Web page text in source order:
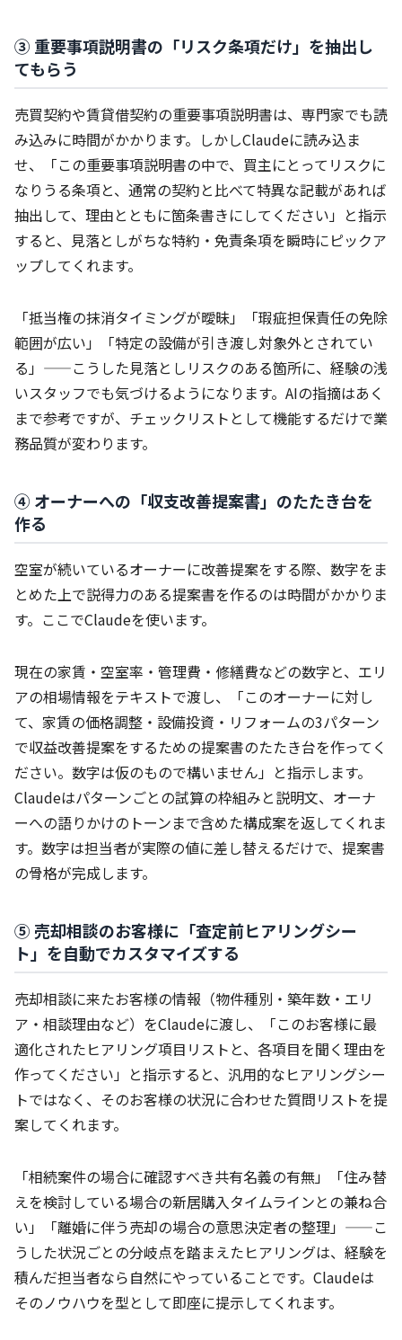
③ 重要事項説明書の「リスク条項だけ」を抽出し
てもらう
売買契約や賃貸借契約の重要事項説明書は、専門家でも読
み込みに時間がかかります。しかしClaudeに読み込ま
せ、「この重要事項説明書の中で、買主にとってリスクに
なりうる条項と、通常の契約と比べて特異な記載があれば
抽出して、理由とともに箇条書きにしてください」と指示
すると、見落としがちな特約・免責条項を瞬時にピックア
ップしてくれます。
「抵当権の抹消タイミングが曖昧」「瑕疵担保責任の免除
範囲が広い」「特定の設備が引き渡し対象外とされてい
る」——こうした見落としリスクのある箇所に、経験の浅
いスタッフでも気づけるようになります。AIの指摘はあく
まで参考ですが、チェックリストとして機能するだけで業
務品質が変わります。
④ オーナーへの「収支改善提案書」のたたき台を
作る
空室が続いているオーナーに改善提案をする際、数字をま
とめた上で説得力のある提案書を作るのは時間がかかりま
す。ここでClaudeを使います。
現在の家賃・空室率・管理費・修繕費などの数字と、エリ
アの相場情報をテキストで渡し、「このオーナーに対し
て、家賃の価格調整・設備投資・リフォームの3パターン
で収益改善提案をするための提案書のたたき台を作ってく
ださい。数字は仮のもので構いません」と指示します。
Claudeはパターンごとの試算の枠組みと説明文、オーナ
ーへの語りかけのトーンまで含めた構成案を返してくれま
す。数字は担当者が実際の値に差し替えるだけで、提案書
の骨格が完成します。
⑤ 売却相談のお客様に「査定前ヒアリングシー
ト」を自動でカスタマイズする
売却相談に来たお客様の情報（物件種別・築年数・エリ
ア・相談理由など）をClaudeに渡し、「このお客様に最
適化されたヒアリング項目リストと、各項目を聞く理由を
作ってください」と指示すると、汎用的なヒアリングシー
トではなく、そのお客様の状況に合わせた質問リストを提
案してくれます。
「相続案件の場合に確認すべき共有名義の有無」「住み替
えを検討している場合の新居購入タイムラインとの兼ね合
い」「離婚に伴う売却の場合の意思決定者の整理」——こ
うした状況ごとの分岐点を踏まえたヒアリングは、経験を
積んだ担当者なら自然にやっていることです。Claudeは
そのノウハウを型として即座に提示してくれます。